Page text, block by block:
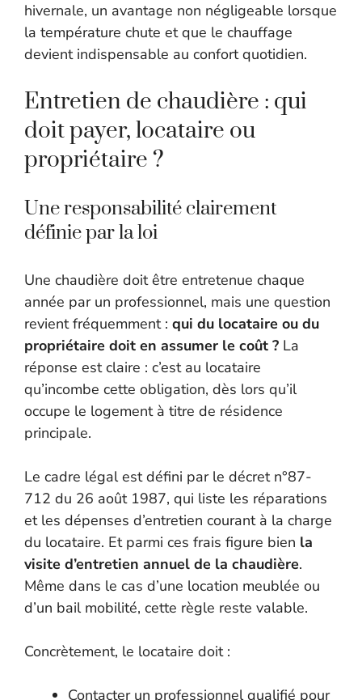
hivernale, un avantage non négligeable lorsque
la température chute et que le chauffage
devient indispensable au confort quotidien.
Entretien de chaudière : qui
doit payer, locataire ou
propriétaire ?
Une responsabilité clairement
définie par la loi
Une chaudière doit être entretenue chaque
année par un professionnel, mais une question
revient fréquemment : qui du locataire ou du
propriétaire doit en assumer le coût ? La
réponse est claire : c’est au locataire
qu’incombe cette obligation, dès lors qu’il
occupe le logement à titre de résidence
principale.
Le cadre légal est défini par le décret n°87-
712 du 26 août 1987, qui liste les réparations
et les dépenses d’entretien courant à la charge
du locataire. Et parmi ces frais figure bien la
visite d’entretien annuel de la chaudière.
Même dans le cas d’une location meublée ou
d’un bail mobilité, cette règle reste valable.
Concrètement, le locataire doit :
Contacter un professionnel qualifié pour